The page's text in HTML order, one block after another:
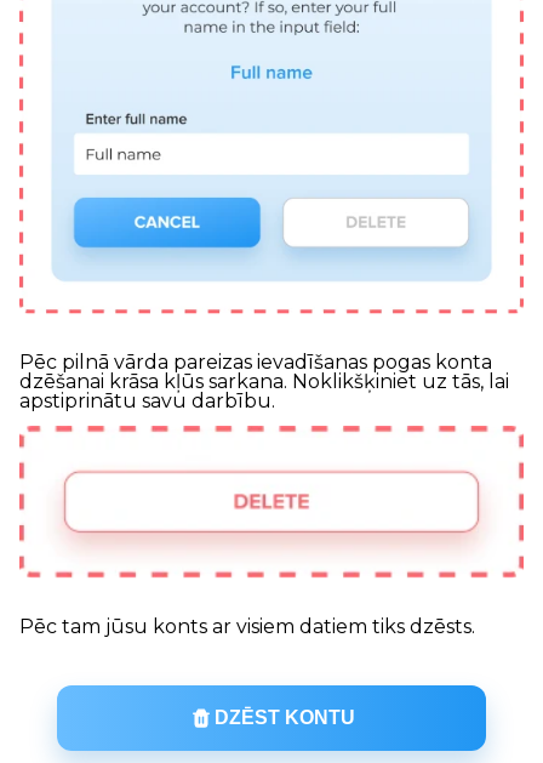
Pēc pilnā vārda pareizas ievadīšanas pogas konta
dzēšanai krāsa kļūs sarkana. Noklikšķiniet uz tās, lai
apstiprinātu savu darbību.
Pēc tam jūsu konts ar visiem datiem tiks dzēsts.
DZĒST KONTU